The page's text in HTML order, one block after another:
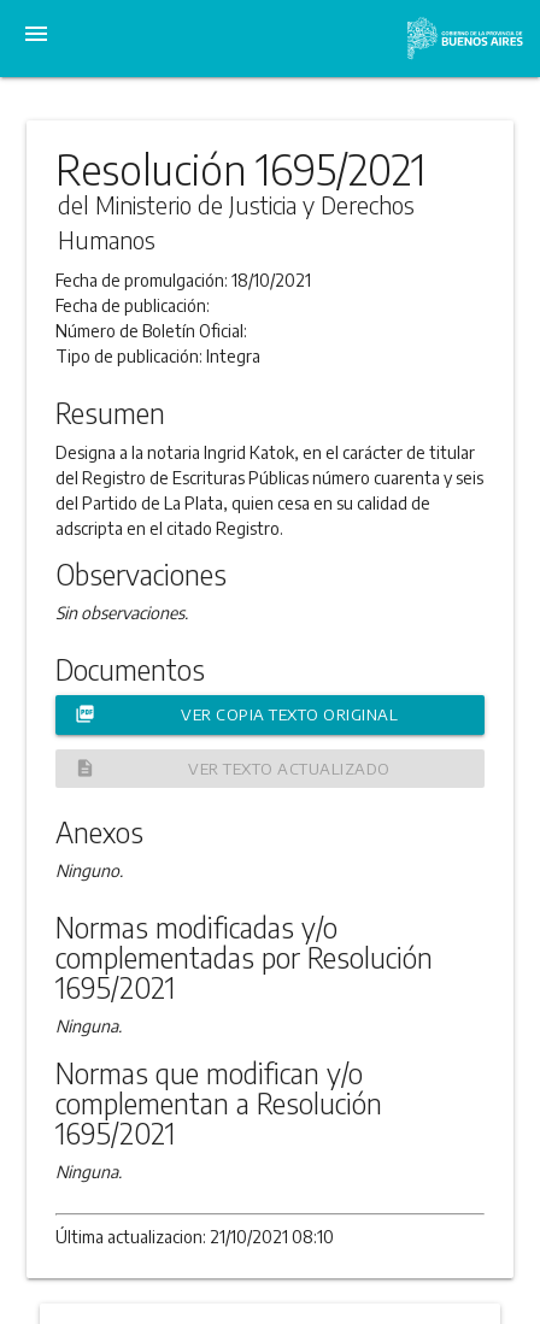
menu
Resolución 1695/2021
del Ministerio de Justicia y Derechos
Humanos
Fecha de promulgación:18/10/2021
Fecha de publicación:
Número de Boletín Oficial:
Tipo de publicación:Integra
Resumen
Designa a la notaria Ingrid Katok, en el carácter de titular
del Registro de Escrituras Públicas número cuarenta y seis
del Partido de La Plata, quien cesa en su calidad de
adscripta en el citado Registro.
Observaciones
Sin observaciones.
Documentos
picture_as_pdf VER COPIA TEXTO ORIGINAL
description VER TEXTO ACTUALIZADO
Anexos
Ninguno.
Normas modificadas y/o
complementadas por Resolución
1695/2021
Ninguna.
Normas que modifican y/o
complementan a Resolución
1695/2021
Ninguna.
Última actualizacion: 21/10/2021 08:10